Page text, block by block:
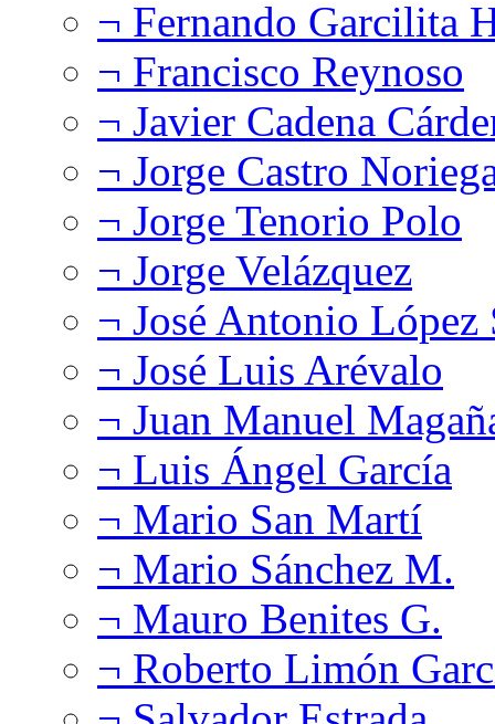
¬ Fernando Garcilita
¬ Francisco Reynoso
¬ Javier Cadena
¬ Jorge Castro
¬ Jorge Tenorio Polo
¬ Jorge Velázquez
¬ José Antonio López
¬ José Luis Arévalo
¬ Juan Manuel
¬ Luis Ángel García
¬ Mario San Martí
¬ Mario Sánchez M.
¬ Mauro Benites G.
¬ Roberto Limón